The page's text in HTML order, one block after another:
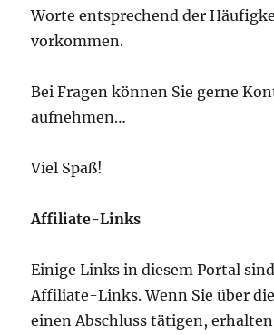
Worte entsprechend der
vorkommen.
Bei Fragen können Sie gerne
aufnehmen…
Viel Spaß!
Affiliate-Links
Einige Links in diesem Portal
Affiliate-Links. Wenn Sie über
einen Abschluss tätigen,